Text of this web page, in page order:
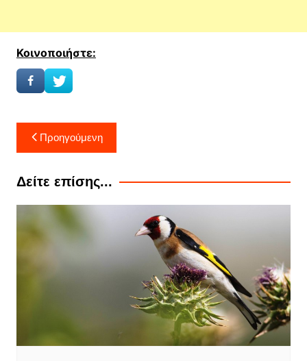
Κοινοποιήστε:
Πλοήγηση
άρθρων
Προηγούμενη
Δείτε επίσης...